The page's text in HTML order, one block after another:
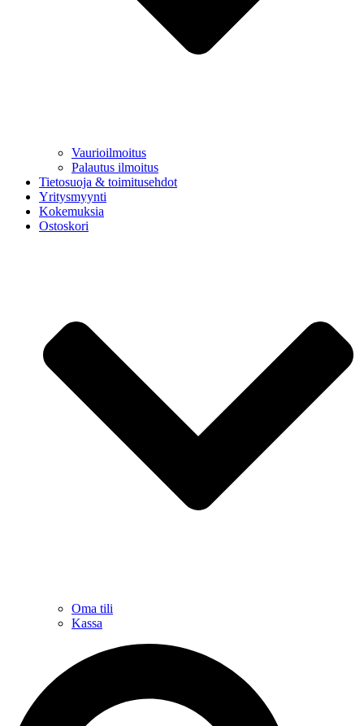
Vaurioilmoitus
Palautus ilmoitus
Tietosuoja & toimitusehdot
Yritysmyynti
Kokemuksia
Ostoskori
Oma tili
Kassa